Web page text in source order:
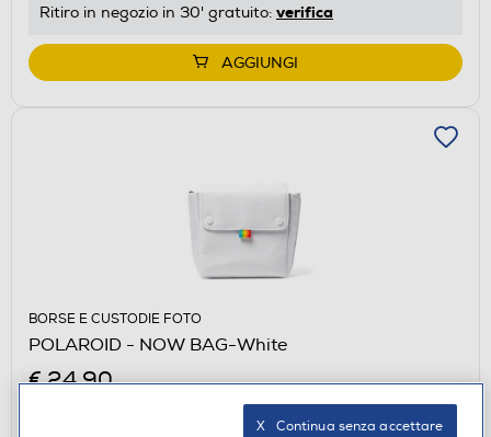
Ritiro in negozio in 30' gratuito: verifica
AGGIUNGI
BORSE E CUSTODIE FOTO
POLAROID - NOW BAG-White
€ 24,90
X   Continua senza accettare